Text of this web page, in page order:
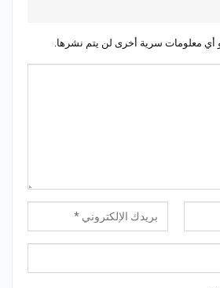
أي معلومات سرية أخرى لن يتم نشرها.